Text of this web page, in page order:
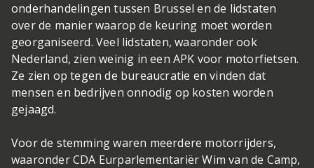
onderhandelingen tussen Brussel en de lidstaten
over de manier waarop de keuring moet worden
georganiseerd. Veel lidstaten, waaronder ook
Nederland, zien weinig in een APK voor motorfietsen.
Ze zien op tegen de bureaucratie en vinden dat
mensen en bedrijven onnodig op kosten worden
gejaagd.
Voor de stemming waren meerdere motorrijders,
waaronder CDA Eurparlementariër Wim van de Camp,